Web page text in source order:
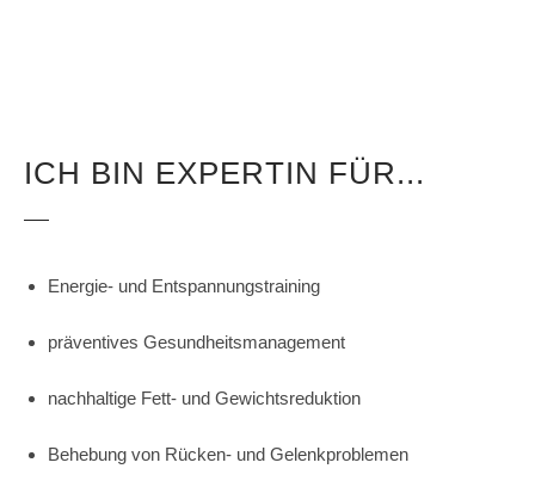
ICH BIN EXPERTIN FÜR...
Energie- und Entspannungstraining
präventives Gesundheitsmanagement
nachhaltige Fett- und Gewichtsreduktion
Behebung von Rücken- und Gelenkproblemen